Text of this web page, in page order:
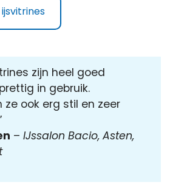
ijsvitrines
zijn heel goed
in gebruik.
ze ook erg stil en zeer
– IJssalon Bacio, Asten,